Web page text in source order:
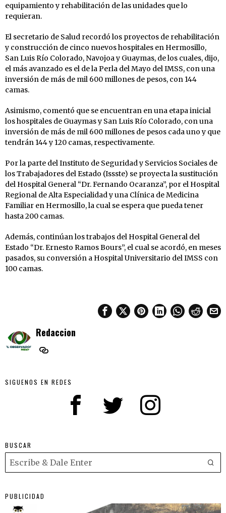
equipamiento y rehabilitación de las unidades que lo
requieran.
El secretario de Salud recordó los proyectos de rehabilitación
y construcción de cinco nuevos hospitales en Hermosillo,
San Luis Río Colorado, Navojoa y Guaymas, de los cuales, dijo,
el más avanzado es el de la Perla del Mayo del IMSS, con una
inversión de más de mil 600 millones de pesos, con 144
camas.
Asimismo, comentó que se encuentran en una etapa inicial
los hospitales de Guaymas y San Luis Río Colorado, con una
inversión de más de mil 600 millones de pesos cada uno y que
tendrán 144 y 120 camas, respectivamente.
Por la parte del Instituto de Seguridad y Servicios Sociales de
los Trabajadores del Estado (Issste) se proyecta la sustitución
del Hospital General “Dr. Fernando Ocaranza”, por el Hospital
Regional de Alta Especialidad y una Clínica de Medicina
Familiar en Hermosillo, la cual se espera que pueda tener
hasta 200 camas.
Además, continúan los trabajos del Hospital General del
Estado “Dr. Ernesto Ramos Bours”, el cual se acordó, en meses
pasados, su conversión a Hospital Universitario del IMSS con
100 camas.
Redaccion
SIGUENOS EN REDES
BUSCAR
PUBLICIDAD